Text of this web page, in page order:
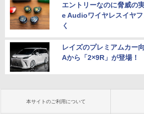
エントリーなのに脅威の
e Audioワイヤレスイヤ
く
レイズのプレミアムカー
Aから「2×9R」が登場！
本サイトのご利用について